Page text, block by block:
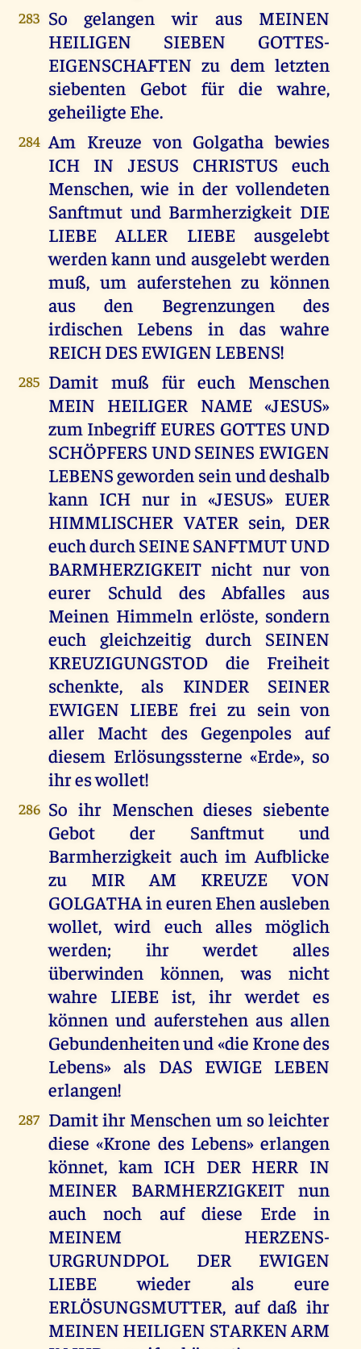
283 So gelangen wir aus MEINEN
HEILIGEN SIEBEN GOTTES-
EIGENSCHAFTEN zu dem letzten
siebenten Gebot für die wahre,
geheiligte Ehe.
284 Am Kreuze von Golgatha bewies
ICH IN JESUS CHRISTUS euch
Menschen, wie in der vollendeten
Sanftmut und Barmherzigkeit DIE
LIEBE ALLER LIEBE ausgelebt
werden kann und ausgelebt werden
muß, um auferstehen zu können
aus den Begrenzungen des
irdischen Lebens in das wahre
REICH DES EWIGEN LEBENS!
285 Damit muß für euch Menschen
MEIN HEILIGER NAME «JESUS»
zum Inbegriff EURES GOTTES UND
SCHÖPFERS UND SEINES EWIGEN
LEBENS geworden sein und deshalb
kann ICH nur in «JESUS» EUER
HIMMLISCHER VATER sein, DER
euch durch SEINE SANFTMUT UND
BARMHERZIGKEIT nicht nur von
eurer Schuld des Abfalles aus
Meinen Himmeln erlöste, sondern
euch gleichzeitig durch SEINEN
KREUZIGUNGSTOD die Freiheit
schenkte, als KINDER SEINER
EWIGEN LIEBE frei zu sein von
aller Macht des Gegenpoles auf
diesem Erlösungssterne «Erde», so
ihr es wollet!
286 So ihr Menschen dieses siebente
Gebot der Sanftmut und
Barmherzigkeit auch im Aufblicke
zu MIR AM KREUZE VON
GOLGATHA in euren Ehen ausleben
wollet, wird euch alles möglich
werden; ihr werdet alles
überwinden können, was nicht
wahre LIEBE ist, ihr werdet es
können und auferstehen aus allen
Gebundenheiten und «die Krone des
Lebens» als DAS EWIGE LEBEN
erlangen!
287 Damit ihr Menschen um so leichter
diese «Krone des Lebens» erlangen
könnet, kam ICH DER HERR IN
MEINER BARMHERZIGKEIT nun
auch noch auf diese Erde in
MEINEM HERZENS-
URGRUNDPOL DER EWIGEN
LIEBE wieder als eure
ERLÖSUNGSMUTTER, auf daß ihr
MEINEN HEILIGEN STARKEN ARM